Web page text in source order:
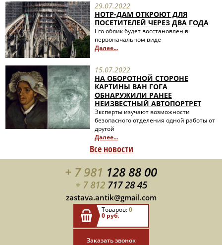
29.07.2022
НОТР-ДАМ ОТКРОЮТ ДЛЯ
ПОСЕТИТЕЛЕЙ ЧЕРЕЗ ДВА ГОДА
Его облик будет восстановлен в
первоначальном виде
Далее...
15.07.2022
НА ОБОРОТНОЙ СТОРОНЕ
КАРТИНЫ ВАН ГОГА
ОБНАРУЖИЛИ РАНЕЕ
НЕИЗВЕСТНЫЙ АВТОПОРТРЕТ
Эксперты изучают возможности
безопасного отделения одной работы от
другой
Далее...
Все новости
+ 7 981 128 88 00
+ 7 812 717 28 45
zastava.antik@gmail.com
Товаров:0
0 руб.
Заказать звонок